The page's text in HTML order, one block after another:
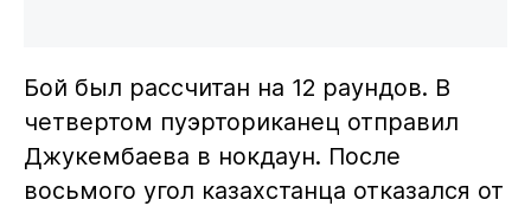
Бой был рассчитан на 12 раундов. В
четвертом пуэрториканец отправил
Джукембаева в нокдаун. После
восьмого угол казахстанца отказался от